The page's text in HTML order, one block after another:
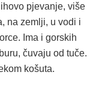
pjevanje, više
na zemlji, u vodi i
Ima i gorskih
čuvaju od tuče.
košuta.